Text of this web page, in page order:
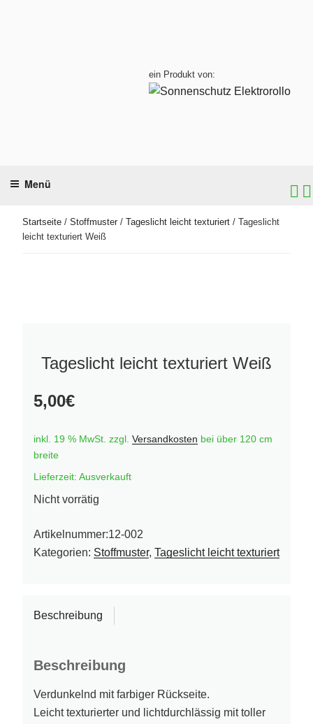
ein Produkt von:
Menü
Startseite / Stoffmuster / Tageslicht leicht texturiert / Tageslicht
leicht texturiert Weiß
Tageslicht leicht texturiert Weiß
5,00€
inkl. 19 % MwSt. zzgl. Versandkosten bei über 120 cm
breite
Lieferzeit: Ausverkauft
Nicht vorrätig
Artikelnummer:12-002
Kategorien: Stoffmuster, Tageslicht leicht texturiert
Beschreibung
Beschreibung
Verdunkelnd mit farbiger Rückseite.
Leicht texturierter und lichtdurchlässig mit toller